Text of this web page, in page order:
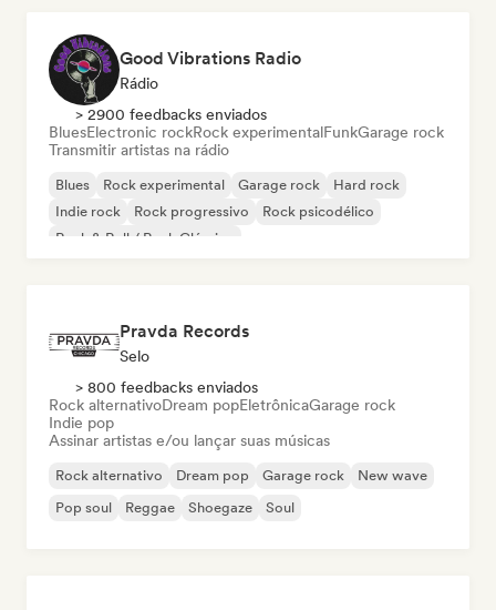
Good Vibrations Radio
Rádio
> 2900 feedbacks enviados
BluesElectronic rockRock experimentalFunkGarage rock
Transmitir artistas na rádio
Blues Rock experimental Garage rock
Hard rock
Indie rock
Rock progressivo
Rock psicodélico
Rock & Roll / Rock Clássico
Pravda Records
Selo
> 800 feedbacks enviados
Rock alternativoDream popEletrônicaGarage rock
Indie pop
Assinar artistas e/ou lançar suas músicas
Rock alternativo Dream pop Garage rock
New wave
Pop soul
Reggae Shoegaze Soul